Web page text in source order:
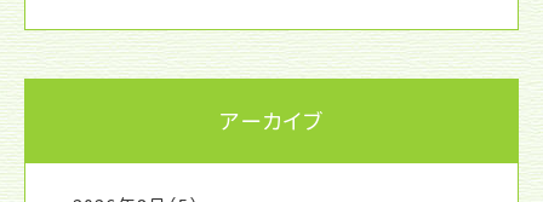
アーカイブ